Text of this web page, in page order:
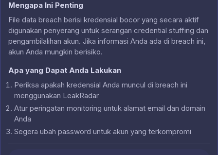
Mengapa Ini Penting
File data breach berisi kredensial bocor yang secara aktif
digunakan penyerang untuk serangan credential stuffing dan
pengambilalihan akun. Jika informasi Anda ada di breach ini,
akun Anda mungkin berisiko.
Apa yang Dapat Anda Lakukan
Periksa apakah kredensial Anda muncul di breach ini
menggunakan LeakRadar
Atur peringatan monitoring untuk alamat email dan domain
Anda
Segera ubah password untuk akun yang terkompromi